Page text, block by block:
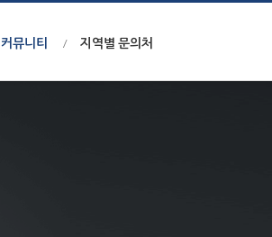
커뮤니티 지역별 문의처